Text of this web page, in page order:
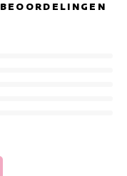
BEOORDELINGEN